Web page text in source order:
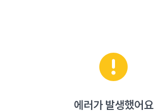
에러가 발생했어요